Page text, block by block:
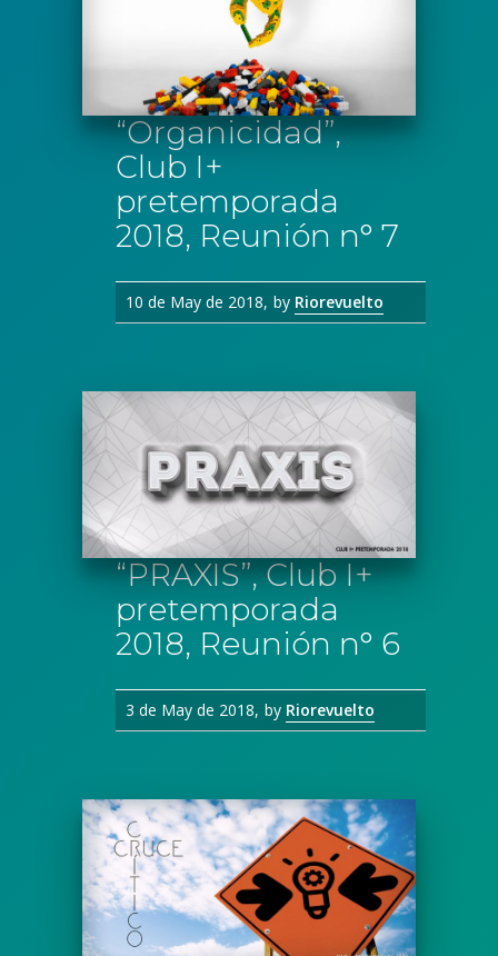
“Organicidad”,
Club I+
pretemporada
2018, Reunión n° 7
10 de May de 2018 by Riorevuelto
“PRAXIS”, Club I+
pretemporada
2018, Reunión n° 6
3 de May de 2018 by Riorevuelto